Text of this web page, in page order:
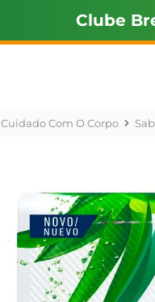
Clube
Cuidado Com O Corpo